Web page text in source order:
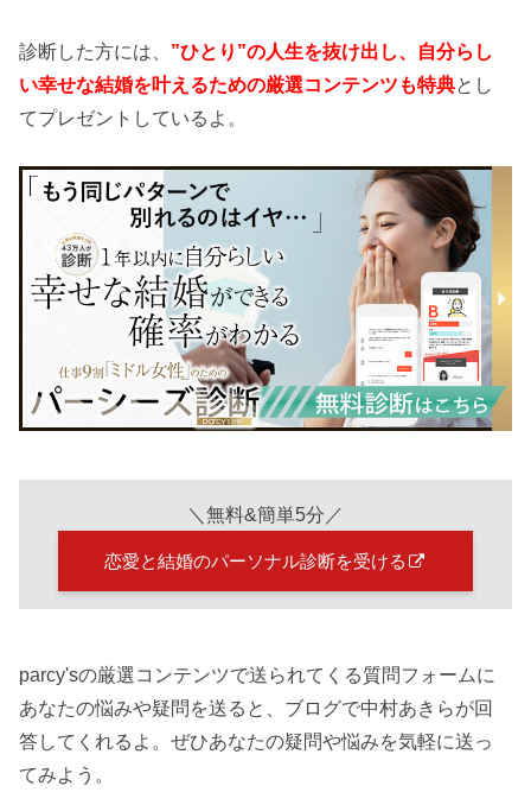
診断した方には、 ”ひとり”の人生を抜け出し、自分らし
い幸せな結婚を叶えるための厳選コンテンツも特典とし
てプレゼントしているよ。
＼無料&簡単5分／
恋愛と結婚のパーソナル診断を受ける
parcy'sの厳選コンテンツで送られてくる質問フォームに
あなたの悩みや疑問を送ると、ブログで中村あきらが回
答してくれるよ。ぜひあなたの疑問や悩みを気軽に送っ
てみよう。